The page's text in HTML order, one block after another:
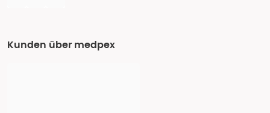
Kunden über medpex